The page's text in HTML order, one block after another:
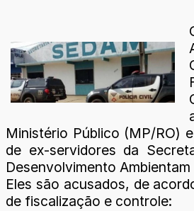
Ministério Público (MP/RO)
de ex-servidores da
Desenvolvimento Ambientam
Eles são acusados, de
de fiscalização e controle: